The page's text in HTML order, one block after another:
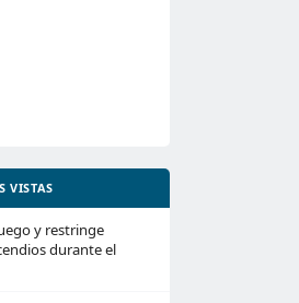
VISTAS
y restringe
durante el